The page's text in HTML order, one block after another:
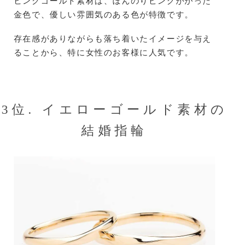
金色で、優しい雰囲気のある色が特徴です。
存在感がありながらも落ち着いたイメージを与え
ることから、特に女性のお客様に人気です。
3位. イエローゴールド素材の
結婚指輪